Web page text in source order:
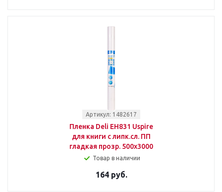
Артикул: 1482617
Пленка Deli EH831 Uspire
для книги с липк.сл. ПП
гладкая прозр. 500х3000
Товар в наличии
164 руб.